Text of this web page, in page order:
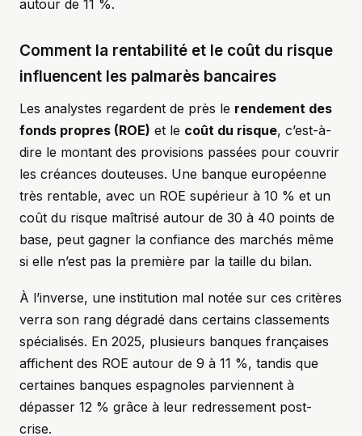
autour de 11 %.
Comment la rentabilité et le coût du risque
influencent les palmarès bancaires
Les analystes regardent de près le rendement des
fonds propres (ROE) et le coût du risque, c’est-à-
dire le montant des provisions passées pour couvrir
les créances douteuses. Une banque européenne
très rentable, avec un ROE supérieur à 10 % et un
coût du risque maîtrisé autour de 30 à 40 points de
base, peut gagner la confiance des marchés même
si elle n’est pas la première par la taille du bilan.
À l’inverse, une institution mal notée sur ces critères
verra son rang dégradé dans certains classements
spécialisés. En 2025, plusieurs banques françaises
affichent des ROE autour de 9 à 11 %, tandis que
certaines banques espagnoles parviennent à
dépasser 12 % grâce à leur redressement post-
crise.